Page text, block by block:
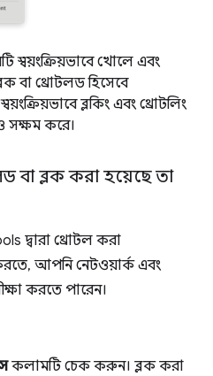
স্বয়ংক্রিয়ভাবে খোলে এবং
বা থ্রোটলড হিসেবে
ব্লকিং এবং থ্রোটলিং
সক্ষম করে।
বা ব্লক করা হয়েছে তা
দ্বারা থ্রোটল করা
আপনি নেটওয়ার্ক এবং
করতে পারেন।
কলামটি চেক করুন। ব্লক করা